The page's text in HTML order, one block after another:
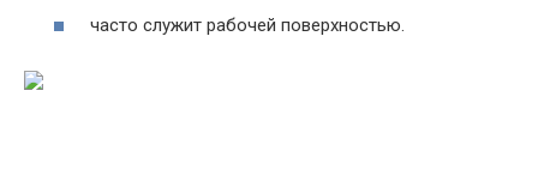
часто служит рабочей поверхностью.